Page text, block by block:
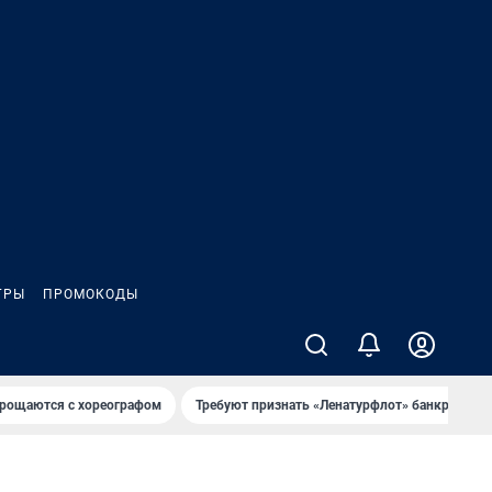
ПРОМОКОДЫ
с хореографом Требуют признать «Ленатурфлот» банкротом